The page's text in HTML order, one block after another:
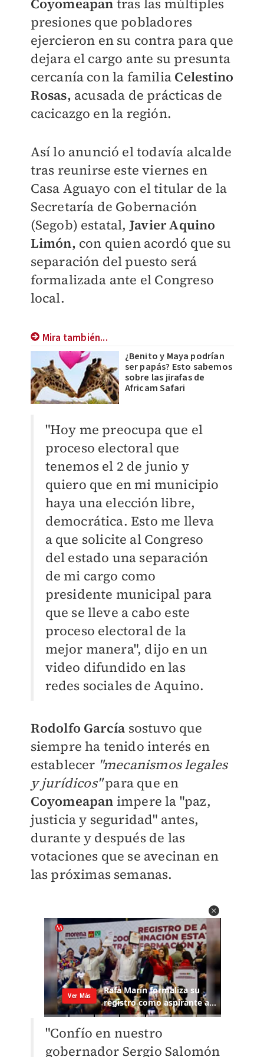
Coyomeapan tras las múltiples
presiones que pobladores
ejercieron en su contra para que
dejara el cargo ante su presunta
cercanía con la familia Celestino
Rosas, acusada de prácticas de
cacicazgo en la región.
Así lo anunció el todavía alcalde
tras reunirse este viernes en
Casa Aguayo con el titular de la
Secretaría de Gobernación
(Segob) estatal, Javier Aquino
Limón, con quien acordó que su
separación del puesto será
formalizada ante el Congreso
local.
Mira también...
¿Benito y Maya podrían
ser papás? Esto sabemos
sobre las jirafas de
Africam Safari
"Hoy me preocupa que el
proceso electoral que
tenemos el 2 de junio y
quiero que en mi municipio
haya una elección libre,
democrática. Esto me lleva
a que solicite al Congreso
del estado una separación
de mi cargo como
presidente municipal para
que se lleve a cabo este
proceso electoral de la
mejor manera", dijo en un
video difundido en las
redes sociales de Aquino.
Rodolfo García sostuvo que
siempre ha tenido interés en
establecer "mecanismos legales
y jurídicos"para que en
Coyomeapan impere la "paz,
justicia y seguridad" antes,
durante y después de las
votaciones que se avecinan en
las próximas semanas.
"Confío en nuestro
gobernador Sergio Salomón